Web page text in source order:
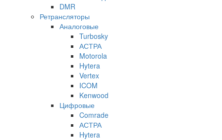
DMR
Ретрансляторы
Аналоговые
Turbosky
АСТРА
Motorola
Hytera
Vertex
ICOM
Kenwood
Цифровые
Comrade
АСТРА
Hytera